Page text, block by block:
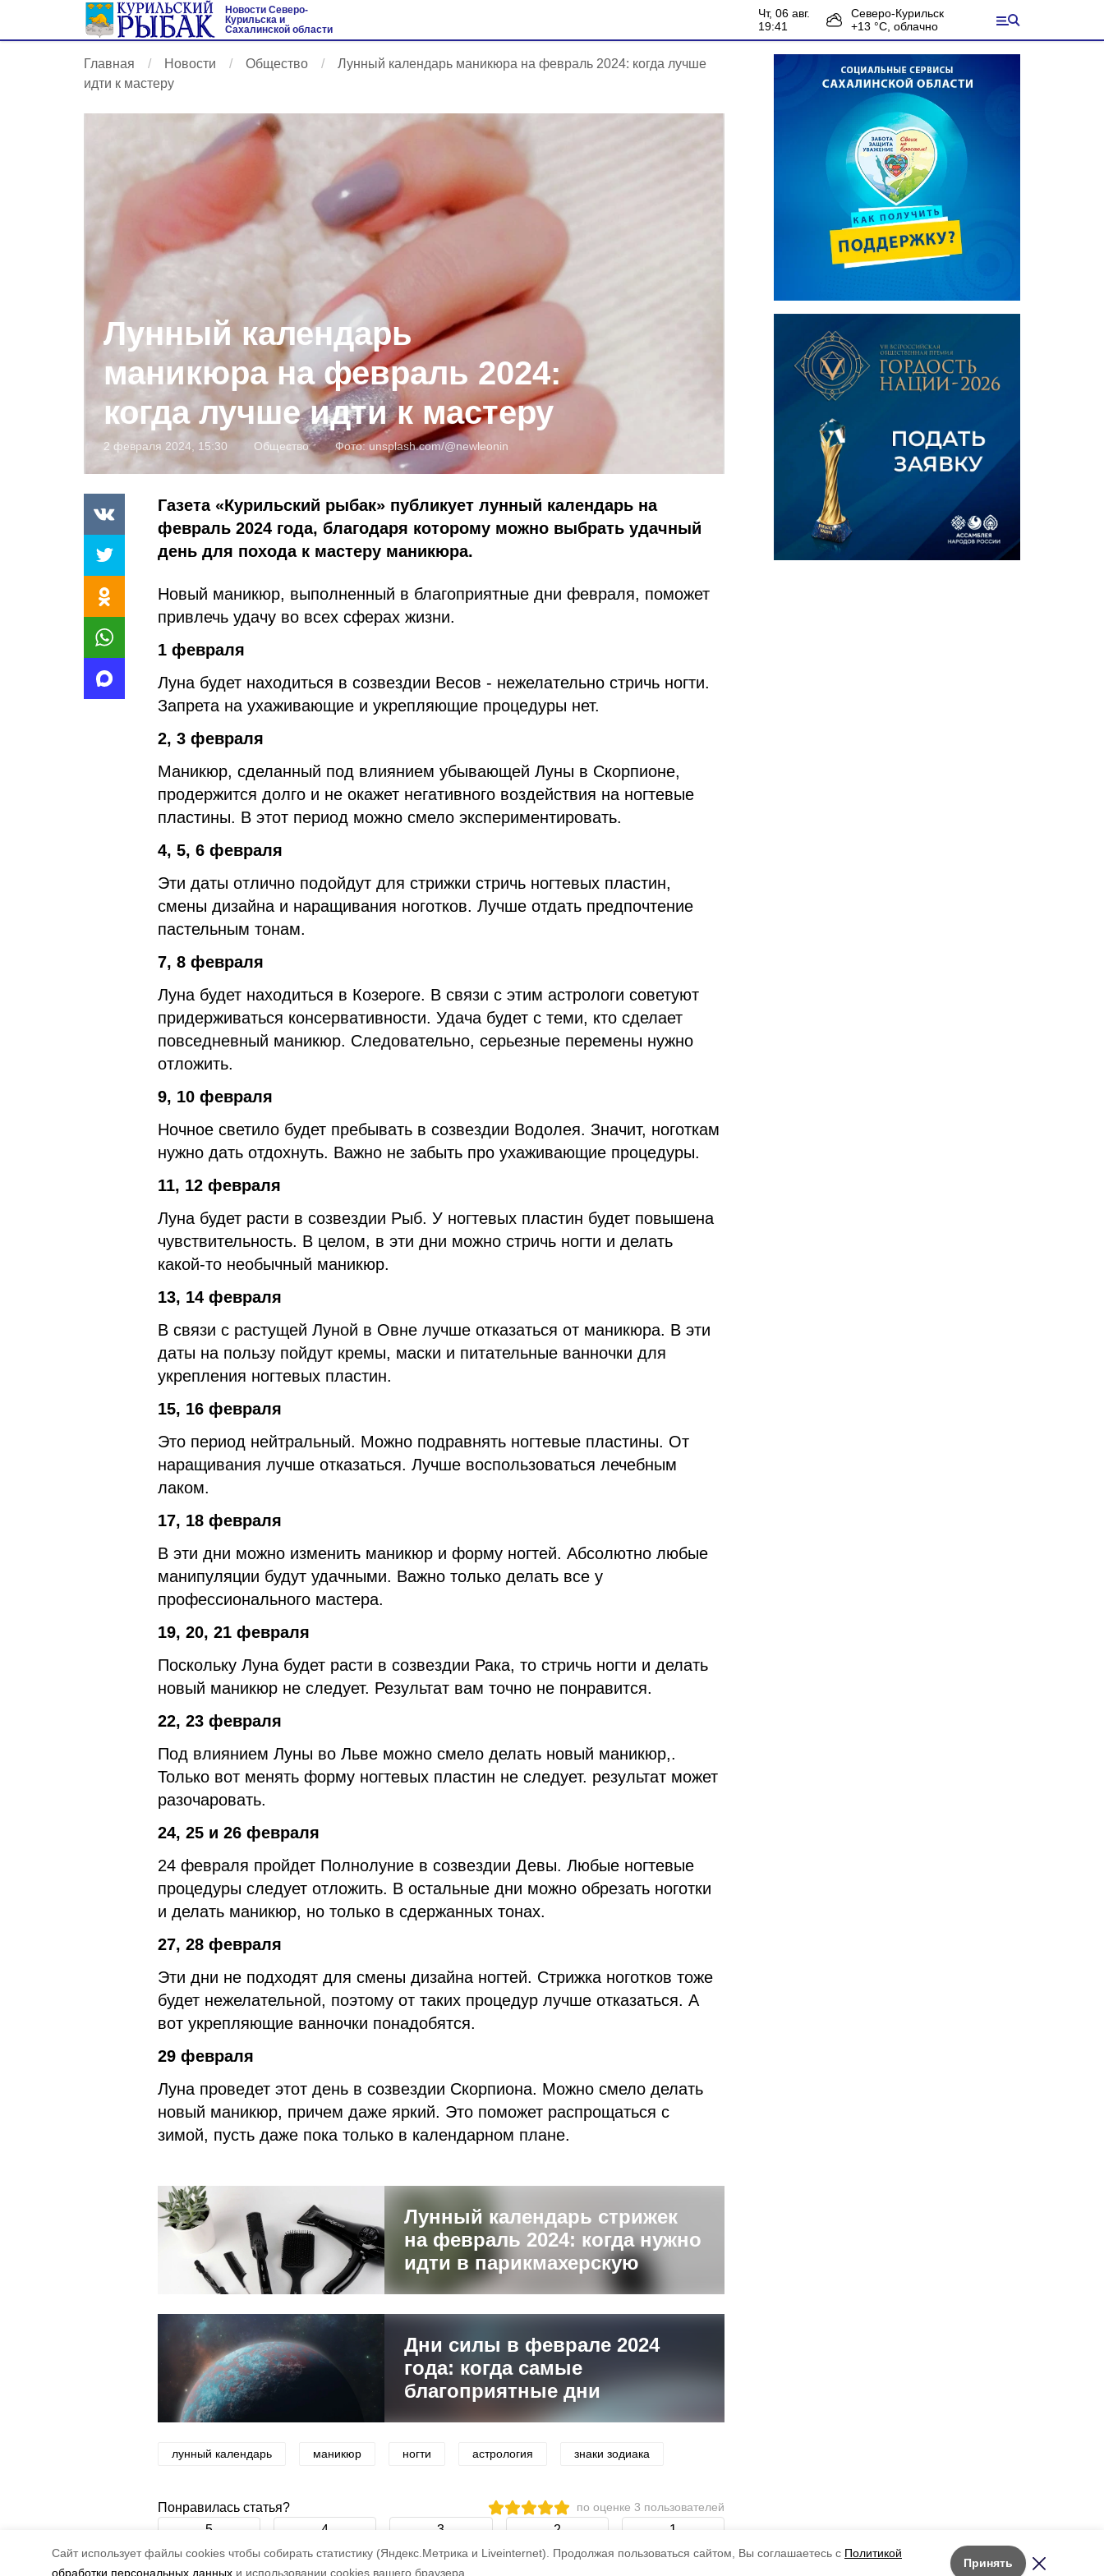
Cайт использует файлы cookies чтобы собирать статистику (Яндекс.Метрика и Liveinternet). Продолжая пользоваться сайтом, Вы соглашаетесь с Политикой
обработки персональных данных и использовании cookies вашего браузера.
Принять
Новости Северо-
Курильска и
Сахалинской области
чт, 06 авг.
19:41
Северо-Курильск
+13 °С, облачно
Лента новостей
Главная Новости Общество
Лунный календарь маникюра на февраль 2024: когда лучше
идти к мастеру
Лунный календарь
маникюра на февраль 2024:
когда лучше идти к мастеру
2 февраля 2024, 15:30 Общество Фото:unsplash.com/@newleonin
Газета «Курильский рыбак» публикует лунный календарь на
февраль 2024 года, благодаря которому можно выбрать удачный
день для похода к мастеру маникюра.
Новый маникюр, выполненный в благоприятные дни февраля, поможет
привлечь удачу во всех сферах жизни.
1 февраля
Луна будет находиться в созвездии Весов - нежелательно стричь ногти.
Запрета на ухаживающие и укрепляющие процедуры нет.
2, 3 февраля
Маникюр, сделанный под влиянием убывающей Луны в Скорпионе,
продержится долго и не окажет негативного воздействия на ногтевые
пластины. В этот период можно смело экспериментировать.
4, 5, 6 февраля
Эти даты отлично подойдут для стрижки стричь ногтевых пластин,
смены дизайна и наращивания ноготков. Лучше отдать предпочтение
пастельным тонам.
7, 8 февраля
Луна будет находиться в Козероге. В связи с этим астрологи советуют
придерживаться консервативности. Удача будет с теми, кто сделает
повседневный маникюр. Следовательно, серьезные перемены нужно
отложить.
9, 10 февраля
Ночное светило будет пребывать в созвездии Водолея. Значит, ноготкам
нужно дать отдохнуть. Важно не забыть про ухаживающие процедуры.
11, 12 февраля
Луна будет расти в созвездии Рыб. У ногтевых пластин будет повышена
чувствительность. В целом, в эти дни можно стричь ногти и делать
какой-то необычный маникюр.
13, 14 февраля
В связи с растущей Луной в Овне лучше отказаться от маникюра. В эти
даты на пользу пойдут кремы, маски и питательные ванночки для
укрепления ногтевых пластин.
15, 16 февраля
Это период нейтральный. Можно подравнять ногтевые пластины. От
наращивания лучше отказаться. Лучше воспользоваться лечебным
лаком.
17, 18 февраля
В эти дни можно изменить маникюр и форму ногтей. Абсолютно любые
манипуляции будут удачными. Важно только делать все у
профессионального мастера.
19, 20, 21 февраля
Поскольку Луна будет расти в созвездии Рака, то стричь ногти и делать
новый маникюр не следует. Результат вам точно не понравится.
22, 23 февраля
Под влиянием Луны во Льве можно смело делать новый маникюр,.
Только вот менять форму ногтевых пластин не следует. результат может
разочаровать.
24, 25 и 26 февраля
24 февраля пройдет Полнолуние в созвездии Девы. Любые ногтевые
процедуры следует отложить. В остальные дни можно обрезать ноготки
и делать маникюр, но только в сдержанных тонах.
27, 28 февраля
Эти дни не подходят для смены дизайна ногтей. Стрижка ноготков тоже
будет нежелательной, поэтому от таких процедур лучше отказаться. А
вот укрепляющие ванночки понадобятся.
29 февраля
Луна проведет этот день в созвездии Скорпиона. Можно смело делать
новый маникюр, причем даже яркий. Это поможет распрощаться с
зимой, пусть даже пока только в календарном плане.
Лунный календарь стрижек
на февраль 2024: когда нужно
идти в парикмахерскую
Дни силы в феврале 2024
года: когда самые
благоприятные дни
лунный календарь маникюр ногти астрология знаки зодиака
Понравилась статья? по оценке 3 пользователей
5 4 3 2 1